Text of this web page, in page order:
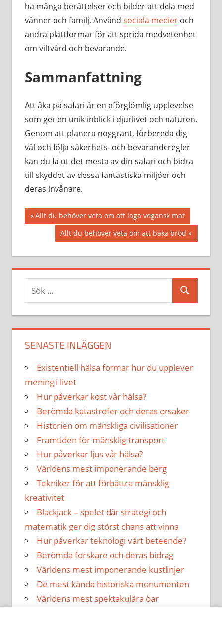
ha många berättelser och bilder att dela med
vänner och familj. Använd sociala medieroch
andra plattformar för att sprida medvetenhet
om viltvård och bevarande.
Sammanfattning
Att åka på safari är en oförglömlig upplevelse
som ger en unik inblick i djurlivet och naturen.
Genom att planera noggrant, förbereda dig
väl och följa säkerhets- och bevaranderegler
kan du få ut det mesta av din safari och bidra
till skyddet av dessa fantastiska miljöer och
deras invånare.
Inläggsnavigering
Föregående
inlägg:
Allt du behöver veta om att laga vegansk mat
Nästa
inlägg:
Allt du behöver veta om att baka bröd
Sök
SENASTE INLÄGGEN
Existentiell hälsa formar hur du upplever
mening i livet
Hur påverkar kost vår hälsa?
Berömda katastrofer och deras orsaker
Historien om mänskliga civilisationer
Framtiden för mänsklig transport
Hur påverkar ljus vår hälsa?
Världens mest imponerande berg
Tekniker för att förbättra mänsklig
kreativitet
Blackjack – spelet där strategi och
matematik ger dig störst chans att vinna
Hur påverkar teknologi vårt beteende?
Berömda forskare och deras bidrag
Världens mest imponerande kustlinjer
De mest kända historiska monumenten
Världens mest spektakulära öar